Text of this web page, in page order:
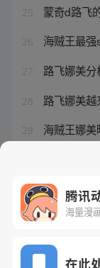
25 蒙奇d路飞
26 海贼王最
27 路飞娜美分
28 路飞娜美越
29 海贼王娜
海贼王
腾讯
海量漫
在此
网